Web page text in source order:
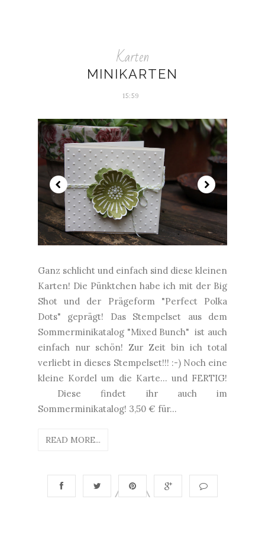
Karten
MINIKARTEN
15:59
Ganz schlicht und einfach sind diese kleinen
Karten! Die Pünktchen habe ich mit der Big
Shot und der Prägeform "Perfect Polka
Dots" geprägt! Das Stempelset aus dem
Sommerminikatalog "Mixed Bunch" ist auch
einfach nur schön! Zur Zeit bin ich total
verliebt in dieses Stempelset!!! :-) Noch eine
kleine Kordel um die Karte... und FERTIG!
Diese findet ihr auch im
Sommerminikatalog! 3,50 € für...
READ MORE...